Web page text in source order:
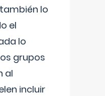
lo
el
lo
grupos
al
incluir